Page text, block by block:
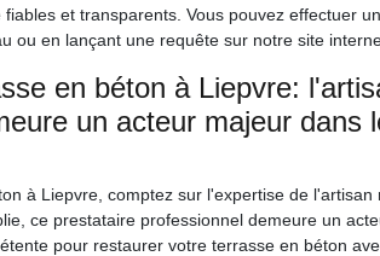
et transparents. Vous pouvez effectuer
ou en lançant une requête sur notre site
en béton à Liepvre:
un acteur majeur dans
à Liepvre, comptez sur l'expertise de l'artisan
ce prestataire professionnel demeure un
pour restaurer votre terrasse en béton